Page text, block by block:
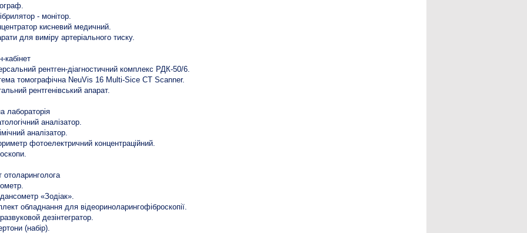
- монітор.
кисневий медичний.
для виміру артеріального тиску.
кабінет
рентген-діагностичний комплекс РДК-50/6.
томографічна NeuVis 16 Multi-Sice CT Scanner.
рентгенівський апарат.
лабораторія
аналізатор.
аналізатор.
фотоелектричний концентраційний.
отоларинголога
«Зодіак».
обладнання для відеориноларингофіброскопії.
дезінтегратор.
(набір).